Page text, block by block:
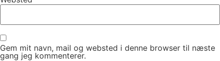
Gem mit navn, mail og websted i denne browser til næste
gang jeg kommenterer.